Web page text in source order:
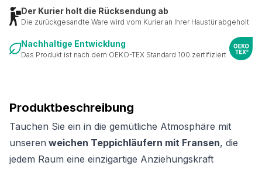
Produktbeschreibung
Tauchen Sie ein in die gemütliche Atmosphäre mit
unseren weichen Teppichläufern mit Fransen, die
jedem Raum eine einzigartige Anziehungskraft
Der Kurier holt die Rücksendung ab
Die zurückgesandte Ware wird vom Kurier an Ihrer Haustür abgeholt
Nachhaltige Entwicklung
Das Produkt ist nach dem OEKO-TEX Standard 100 zertifiziert